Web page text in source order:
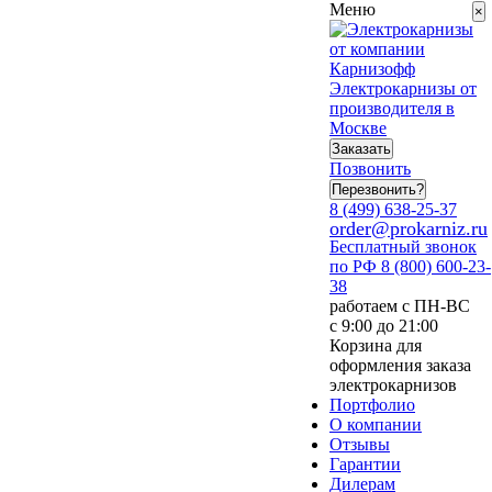
Меню
Электрокарнизы от
производителя в
Москве
Заказать
Позвонить
Перезвонить?
8 (499) 638-25-37
order@prokarniz.ru
Бесплатный звонок
по РФ 8 (800) 600-23-
38
работаем с ПН-ВС
с 9:00 до 21:00
Корзина для
оформления заказа
электрокарнизов
Портфолио
О компании
Отзывы
Гарантии
Дилерам
×